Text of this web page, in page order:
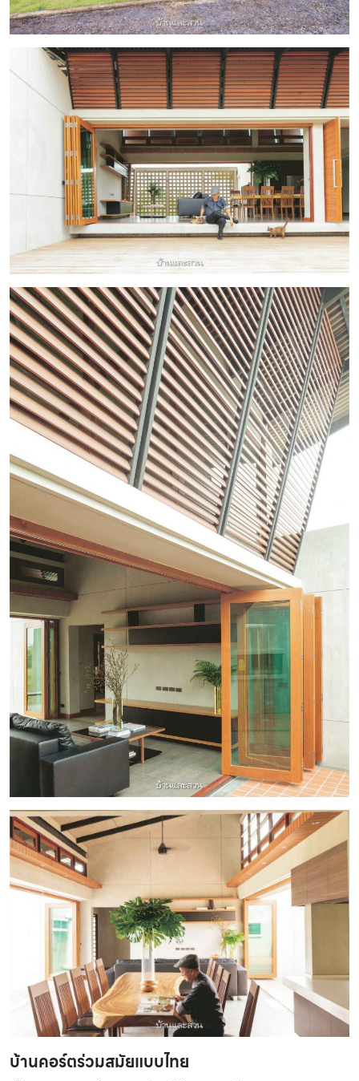
บ้านคอร์ตร่วมสมัยแบบไทย